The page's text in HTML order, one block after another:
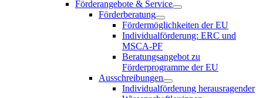
Förderangebote & Service
Förderberatung
Fördermöglichkeiten der EU
Individualförderung: ERC und
MSCA-PF
Beratungsangebot zu
Förderprogramme der EU
Ausschreibungen
Individualförderung herausragender